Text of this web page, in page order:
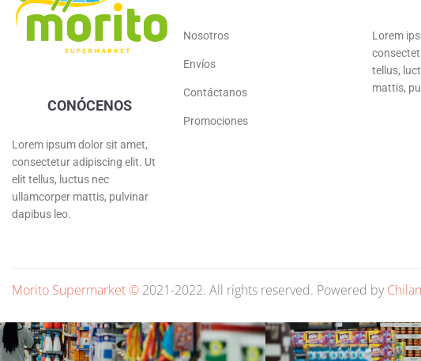
CONÓCENOS
Lorem ipsum dolor sit amet,
consectetur adipiscing elit. Ut
elit tellus, luctus nec
ullamcorper mattis, pulvinar
dapibus leo.
Nosotros
Envíos
Contáctanos
Promociones
Lorem
tellus,
mattis,
Morito Supermarket © 2021-2022. All rights reserved. Powered by